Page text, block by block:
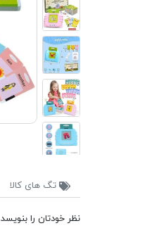
تگ های کالا
نظر خودتان را بنویسد